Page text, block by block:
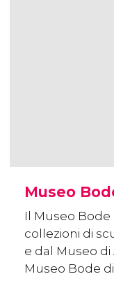
Museo
Il Museo
collezioni di
e dal Museo di
Museo Bode